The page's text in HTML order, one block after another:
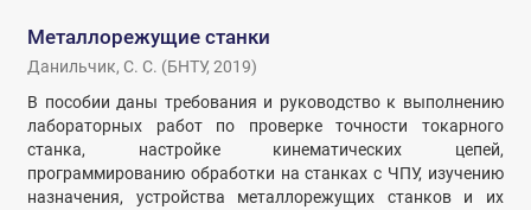
Металлорежущие станки
Данильчик, С. С. (БНТУ,2019)
В пособии даны требования и руководство к выполнению
лабораторных работ по проверке точности токарного
станка, настройке кинематических цепей,
программированию обработки на станках с ЧПУ, изучению
назначения, устройства металлорежущих станков и их